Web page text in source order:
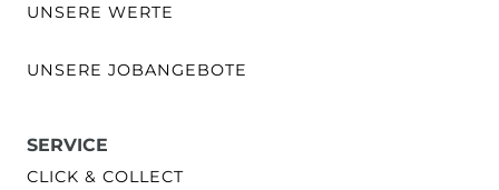
UNSERE WERTE
UNSERE JOBANGEBOTE
SERVICE
CLICK & COLLECT